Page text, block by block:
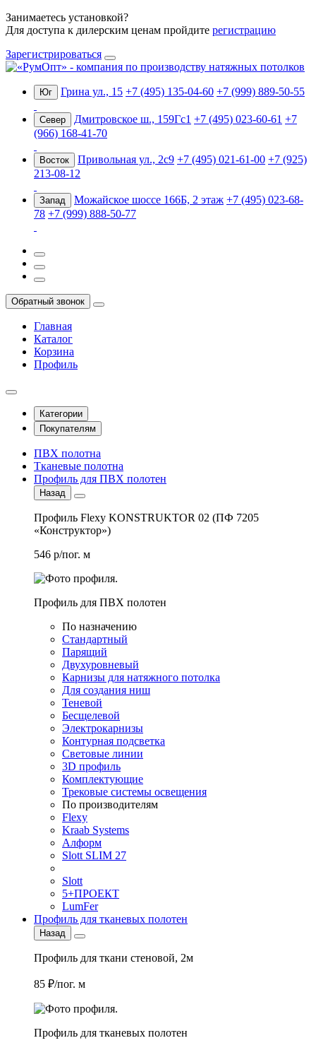
Занимаетесь установкой?
Для доступа к дилерским ценам пройдите регистрацию
Зарегистрироваться
Юг Грина ул., 15 +7 (495) 135-04-60 +7 (999) 889-50-55
Север Дмитровское ш., 159Гс1 +7 (495) 023-60-61 +7
(966) 168-41-70
Восток Привольная ул., 2с9 +7 (495) 021-61-00 +7 (925)
213-08-12
Запад Можайское шоссе 166Б, 2 этаж +7 (495) 023-68-
78 +7 (999) 888-50-77
Обратный звонок
Главная
Каталог
Корзина
Профиль
Категории
Покупателям
ПВХ полотна
Тканевые полотна
Профиль для ПВХ полотен
Назад
Профиль Flexy KONSTRUKTOR 02 (ПФ 7205
«Конструктор»)
546 р/пог. м
Профиль для ПВХ полотен
По назначению
Стандартный
Парящий
Двухуровневый
Карнизы для натяжного потолка
Для создания ниш
Теневой
Бесщелевой
Электрокарнизы
Контурная подсветка
Световые линии
3D профиль
Комплектующие
Трековые системы освещения
По производителям
Flexy
Kraab Systems
Алформ
Slott SLIM 27
Slott
5+ПРОЕКТ
LumFer
Профиль для тканевых полотен
Назад
Профиль для ткани стеновой, 2м
85 ₽/пог. м
Профиль для тканевых полотен